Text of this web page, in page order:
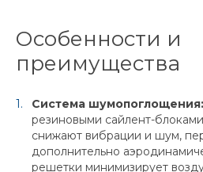
Особенности и
преимущества
Система шумопоглощения:
резиновыми сайлент-
снижают вибрации и шум,
дополнительно
решетки минимизирует